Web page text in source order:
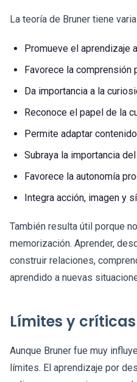
La teoría de Bruner tiene
Promueve el aprendizaje
Favorece la comprensión
Da importancia a la
Reconoce el papel de la
Permite adaptar
Subraya la importancia
Favorece la autonomía
Integra acción, imagen y
También resulta útil porque
memorización. Aprender,
construir relaciones,
aprendido a nuevas
Límites y críticas
Aunque Bruner fue muy
límites. El aprendizaje por